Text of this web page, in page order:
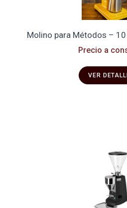
Molino para Métodos –
Precio a
VER